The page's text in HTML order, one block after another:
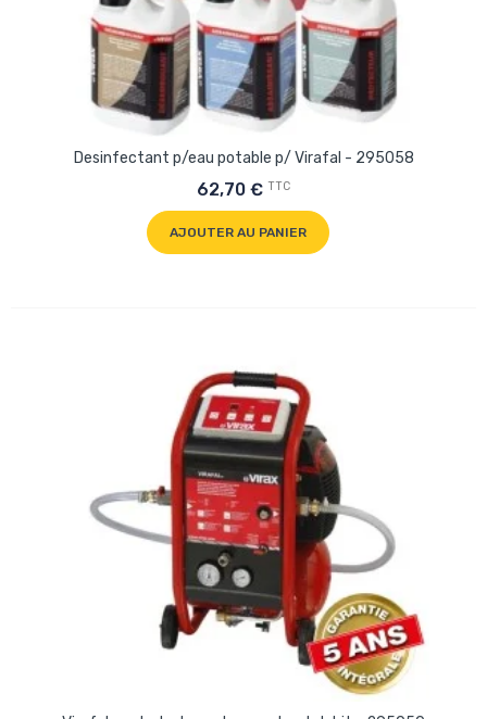
Desinfectant p/eau potable p/ Virafal - 295058
62,70 € TTC
AJOUTER AU PANIER